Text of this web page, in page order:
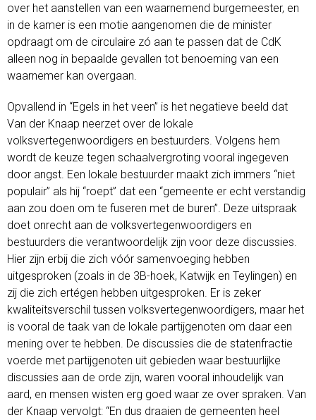
over het aanstellen van een waarnemend burgemeester, en
in de kamer is een motie aangenomen die de minister
opdraagt om de circulaire zó aan te passen dat de CdK
alleen nog in bepaalde gevallen tot benoeming van een
waarnemer kan overgaan.
Opvallend in “Egels in het veen” is het negatieve beeld dat
Van der Knaap neerzet over de lokale
volksvertegenwoordigers en bestuurders. Volgens hem
wordt de keuze tegen schaalvergroting vooral ingegeven
door angst. Een lokale bestuurder maakt zich immers “niet
populair” als hij “roept” dat een “gemeente er echt verstandig
aan zou doen om te fuseren met de buren”. Deze uitspraak
doet onrecht aan de volksvertegenwoordigers en
bestuurders die verantwoordelijk zijn voor deze discussies.
Hier zijn erbij die zich vóór samenvoeging hebben
uitgesproken (zoals in de 3B-hoek, Katwijk en Teylingen) en
zij die zich ertégen hebben uitgesproken. Er is zeker
kwaliteitsverschil tussen volksvertegenwoordigers, maar het
is vooral de taak van de lokale partijgenoten om daar een
mening over te hebben. De discussies die de statenfractie
voerde met partijgenoten uit gebieden waar bestuurlijke
discussies aan de orde zijn, waren vooral inhoudelijk van
aard, en mensen wisten erg goed waar ze over spraken. Van
der Knaap vervolgt: “En dus draaien de gemeenten heel